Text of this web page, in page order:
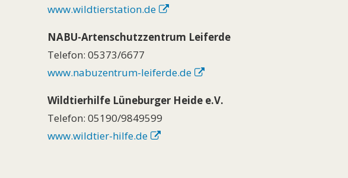
www.wildtierstation.de
NABU-Artenschutzzentrum Leiferde
Telefon: 05373/6677
www.nabuzentrum-leiferde.de
Wildtierhilfe Lüneburger Heide e.V.
Telefon: 05190/9849599
www.wildtier-hilfe.de